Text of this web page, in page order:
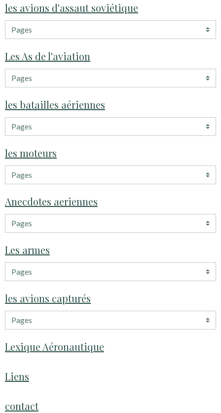
les avions d'assaut soviétique
Les As de l'aviation
les batailles aériennes
les moteurs
Anecdotes aeriennes
Les armes
les avions capturés
Lexique Aéronautique
Liens
contact